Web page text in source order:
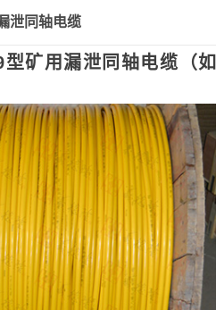
泄同轴电缆
矿用漏泄同轴电缆（如